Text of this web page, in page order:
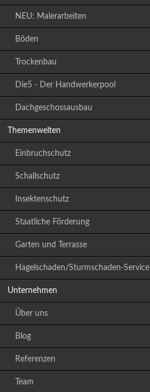
NEU: Malerarbeiten
Böden
Trockenbau
Die5 - Der Handwerkerpool
Dachgeschossausbau
Themenwelten
Einbruchschutz
Schallschutz
Insektenschutz
Staatliche Förderung
Garten und Terrasse
Hagelschaden/Sturmschaden-Service
Unternehmen
Über uns
Blog
Referenzen
Team